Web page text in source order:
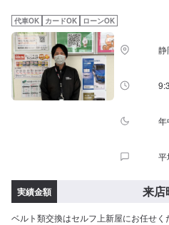
代車OK カードOK ローンOK
静
年
平
実績金額 来店
ベルト類交換はセルフ上新屋にお任せ